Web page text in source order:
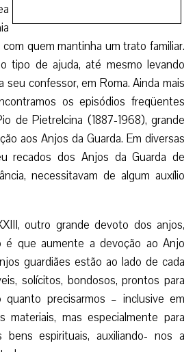
quem mantinha um trato familiar.
tipo de ajuda, até mesmo levando
seu confessor, em Roma. Ainda mais
os episódios freqüentes
de Pietrelcina (1887-1968), grande
aos Anjos da Guarda. Em diversas
recados dos Anjos da Guarda de
necessitavam de algum auxílio
outro grande devoto dos anjos,
é que aumente a devoção ao Anjo
guardiães estão ao lado de cada
solícitos, bondosos, prontos para
precisarmos – inclusive em
materiais, mas especialmente para
bens espirituais, auxiliando- nos a